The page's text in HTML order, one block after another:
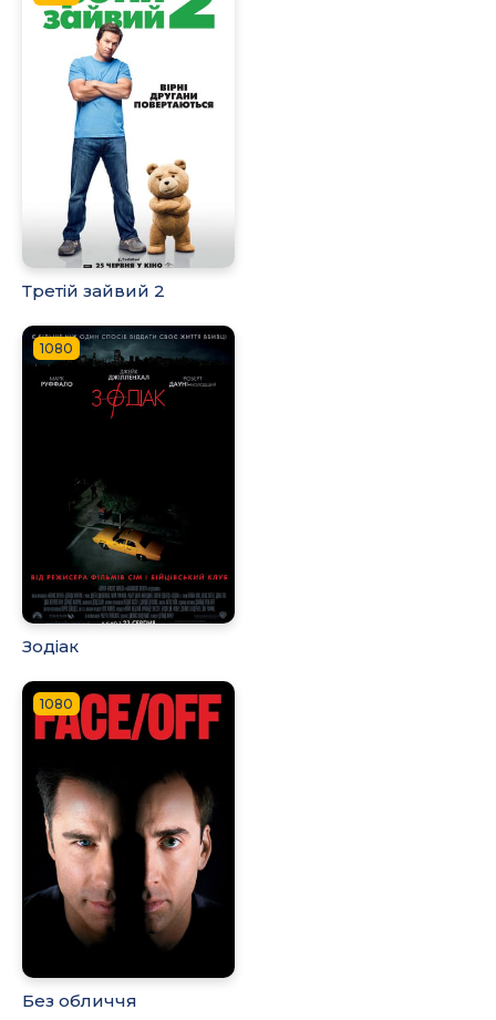
Третій зайвий 2
1080
Зодіак
1080
Без обличчя